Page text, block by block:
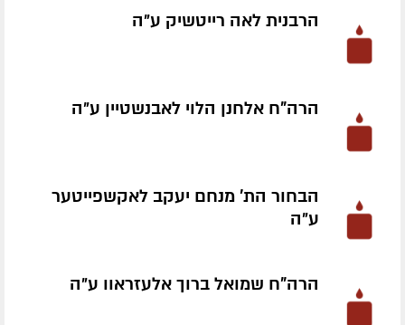
הרבנית לאה רייטשיק ע״ה
הרה"ח אלחנן הלוי לאבנשטיין ע״ה
הבחור הת' מנחם יעקב לאקשפייטער
ע״ה
הרה"ח שמואל ברוך אלעזראוו ע״ה